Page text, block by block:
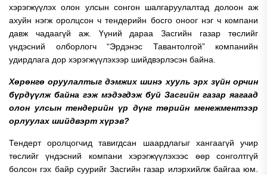
хэрэгжүүлэх олон улсын сонгон шалгаруулалтад долоон аж
ахуйн нэгж оролцсон ч тендерийн босго оноог нэг ч компани
давж чадаагүй аж. Үүний дараа Засгийн газар төслийг
үндэсний олборлогч “Эрдэнэс Тавантолгой” компанийн
удирдлага дор хэрэгжүүлэхээр шийдвэрлэсэн байна.
Хөрөнгө оруулалтыг дэмжих шинэ хууль эрх зүйн орчин
бүрдүүлж байна гэж мэдэгдэж буй Засгийн газар яагаад
олон улсын тендерийн үр дүнг төрийн менежментээр
орлуулах шийдвэрт хүрэв?
Тендерт оролцогчид тавигдсан шаардлагыг хангаагүй учир
төслийг үндэсний компани хэрэгжүүлэхээс өөр сонголтгүй
болсон гэх байр суурийг Засгийн газар илэрхийлж байгаа юм.